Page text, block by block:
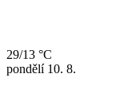
29/13 °C
pondělí 10. 8.